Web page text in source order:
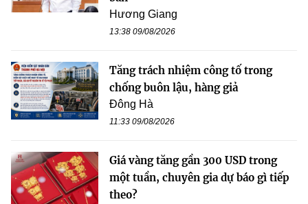
Hương Giang
13:38 09/08/2026
Tăng trách nhiệm công tố trong
chống buôn lậu, hàng giả
Đông Hà
11:33 09/08/2026
Giá vàng tăng gần 300 USD trong
một tuần, chuyên gia dự báo gì tiếp
theo?